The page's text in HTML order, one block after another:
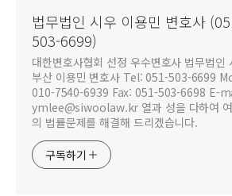
법무법인 시우 이용민 변호사
503-6699)
대한변호사협회 선정 우수변호사 법무법인
부산 이용민 변호사 Tel: 051-503-6699
010-7540-6939 Fax: 051-503-6698 E-
ymlee@siwoolaw.kr 열과 성을 다하여
의 법률문제를 해결해 드리겠습니다.
구독하기